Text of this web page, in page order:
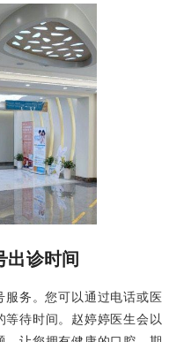
出诊时间
服务。您可以通过电话或医
等待时间。赵婷婷医生会以